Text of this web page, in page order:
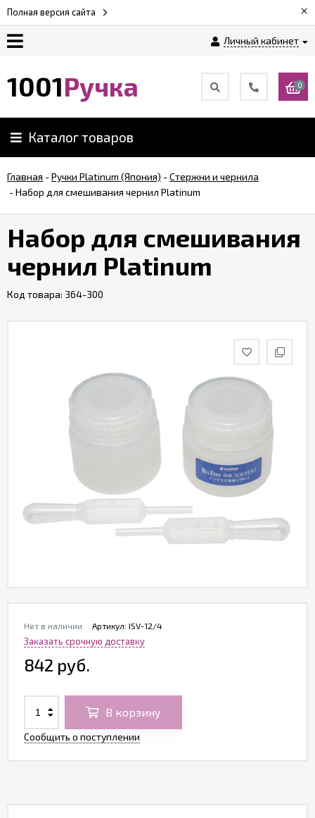
Полная версия сайта ×
Личный кабинет
Возврат
Обзоры
ручек
Контакты
1001Ручка 0
Каталог товаров
Главная -Ручки Platinum (Япония) -Стержни и чернила
-Набор для смешивания чернил Platinum
Набор для смешивания
чернил Platinum
Код товара: 364-300
Артикул: ISV-12/4
Нет в наличии
Заказать срочную доставку
842 руб.
В корзину
Сообщить о поступлении